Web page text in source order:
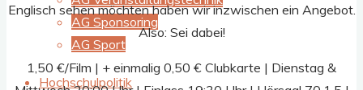
AG Sponsoring
AG Sport
Hochschulpolitik
Englisch sehen möchten haben wir inzwischen ein Angebot.
Also: Sei dabei!
1,50 €/Film | + einmalig 0,50 € Clubkarte | Dienstag &